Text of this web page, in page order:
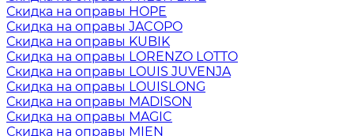
Скидка на оправы HOPE
Скидка на оправы JACOPO
Скидка на оправы KUBIK
Скидка на оправы LORENZO LOTTO
Скидка на оправы LOUIS JUVENJA
Скидка на оправы LOUISLONG
Скидка на оправы MADISON
Скидка на оправы MAGIC
Скидка на оправы MIEN